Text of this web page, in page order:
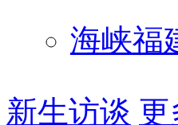
海峡福
新生访谈 更